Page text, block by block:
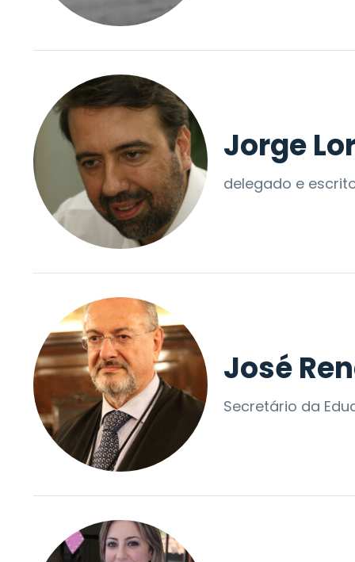
Jorge
delegado e
José
Secretário da